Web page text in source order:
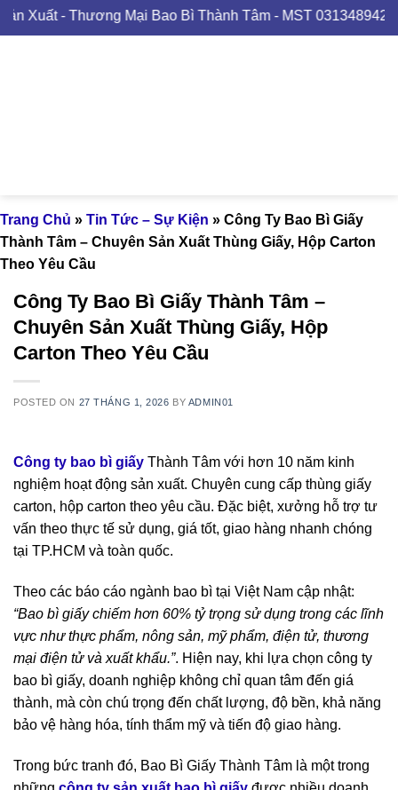
Skip
to
Thương Mại Bao Bì Thành Tâm - MST 0313489420
Trang Chủ » Tin Tức – Sự Kiện » Công Ty Bao Bì Giấy
Thành Tâm – Chuyên Sản Xuất Thùng Giấy, Hộp Carton
Theo Yêu Cầu
Công Ty Bao Bì Giấy Thành Tâm –
Chuyên Sản Xuất Thùng Giấy, Hộp
Carton Theo Yêu Cầu
POSTED ON 27 THÁNG 1, 2026 BY ADMIN01
Công ty bao bì giấy Thành Tâm với hơn 10 năm kinh
nghiệm hoạt động sản xuất. Chuyên cung cấp thùng giấy
carton, hộp carton theo yêu cầu. Đặc biệt, xưởng hỗ trợ tư
vấn theo thực tế sử dụng, giá tốt, giao hàng nhanh chóng
tại TP.HCM và toàn quốc.
Theo các báo cáo ngành bao bì tại Việt Nam cập nhật:
“Bao bì giấy chiếm hơn 60% tỷ trọng sử dụng trong các lĩnh
vực như thực phẩm, nông sản, mỹ phẩm, điện tử, thương
mại điện tử và xuất khẩu.”. Hiện nay, khi lựa chọn công ty
bao bì giấy, doanh nghiệp không chỉ quan tâm đến giá
thành, mà còn chú trọng đến chất lượng, độ bền, khả năng
bảo vệ hàng hóa, tính thẩm mỹ và tiến độ giao hàng.
Trong bức tranh đó, Bao Bì Giấy Thành Tâm là một trong